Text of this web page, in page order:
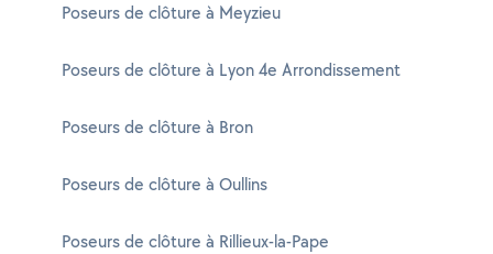
Poseurs de clôture à Meyzieu
Poseurs de clôture à Lyon 4e Arrondissement
Poseurs de clôture à Bron
Poseurs de clôture à Oullins
Poseurs de clôture à Rillieux-la-Pape